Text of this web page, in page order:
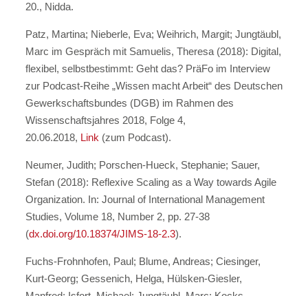
20., Nidda.
Patz, Martina; Nieberle, Eva; Weihrich, Margit; Jungtäubl,
Marc im Gespräch mit Samuelis, Theresa (2018): Digital,
flexibel, selbstbestimmt: Geht das? PräFo im Interview
zur Podcast-Reihe „Wissen macht Arbeit“ des Deutschen
Gewerkschaftsbundes (DGB) im Rahmen des
Wissenschaftsjahres 2018, Folge 4,
20.06.2018, Link (zum Podcast).
Neumer, Judith; Porschen-Hueck, Stephanie; Sauer,
Stefan (2018): Reflexive Scaling as a Way towards Agile
Organization. In: Journal of International Management
Studies, Volume 18, Number 2, pp. 27-38
(dx.doi.org/10.18374/JIMS-18-2.3).
Fuchs-Frohnhofen, Paul; Blume, Andreas; Ciesinger,
Kurt-Georg; Gessenich, Helga, Hülsken-Giesler,